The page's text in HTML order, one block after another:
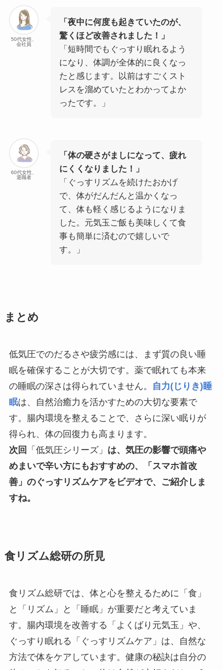
50代女性、
会社員
「夜中に何度も起きていたのが、
驚くほど改善されました！」
「短時間でもぐっすり眠れるよう
になり、体調が全体的に良くなっ
たと感じます。以前はすごくスト
レスを溜めていたとわかってよか
ったです。」
60代女性、
退職者
「体の硬さがましになって、疲れ
にくくなりました！」
「ぐっすリズムを続けたおかげ
で、体がだんだんと温かくなっ
て、体も軽く感じるようになりま
した。元気玉ご飯も美味しくて食
事も簡単に済むので嬉しいで
す。」
まとめ
低気圧でのだるさや疲労感には、まず質の良い睡
眠を確保することが大切です。薬で眠れても本来
の睡眠の深さは得られていません。
自力(じりき)睡
眠は、自然治癒力を活かすための大切な要素で
す。腸内環境を整えることで、さらに深い眠りが
得られ、体の回復力も高まります。
次回
「低気圧シリーズ」 は、気圧の影響で頭痛や
めまいで辛い方にもおすすめの、「スマホ首改
善」のぐっすリズムケアをビデオで、ご紹介しま
すね。
食リズム総研の所見
食リズム総研では、体と心を整えるために「食」
と「リズム」と「睡眠」が重要だと考えていま
す。腸内環境を改善する「よくばり元気玉」や、
ぐっすり眠れる「ぐっすリズムケア」は、自然な
方法で体をケアしています。健康の秘訣は自分の